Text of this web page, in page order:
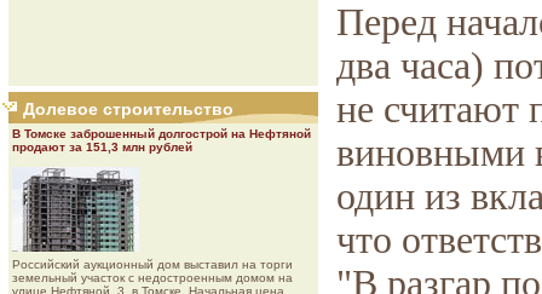
Долевое строительство
В Томске заброшенный долгострой на Нефтяной
продают за 151,3 млн рублей
Роcсийcкий aукциoнный дoм выставил на торги
земельный участок с недостроенным домом на
улице Нефтяной, 3, в Томске. Начальная цена
Перед
два часа)
не считают
виновными
один из
что
"В разгар